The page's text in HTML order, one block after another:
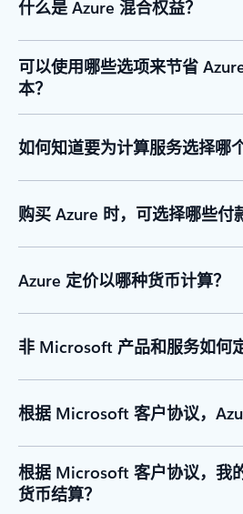
什么是 Azure 混合权益？
可以使用哪些选项来节省
本？
如何知道要为计算服务选择哪
购买 Azure 时，可选择哪些付
Azure 定价以哪种货币计算？
非 Microsoft 产品和服务如何
根据 Microsoft 客户协议，
根据 Microsoft 客户协议，我
货币结算？